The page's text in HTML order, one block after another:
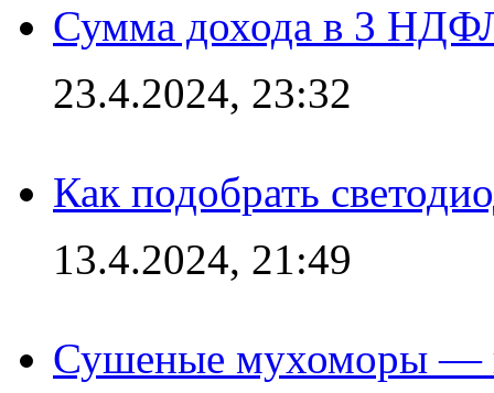
Сумма дохода в 3
23.4.2024, 23:32
Как подобрать
13.4.2024, 21:49
Сушеные мухоморы —